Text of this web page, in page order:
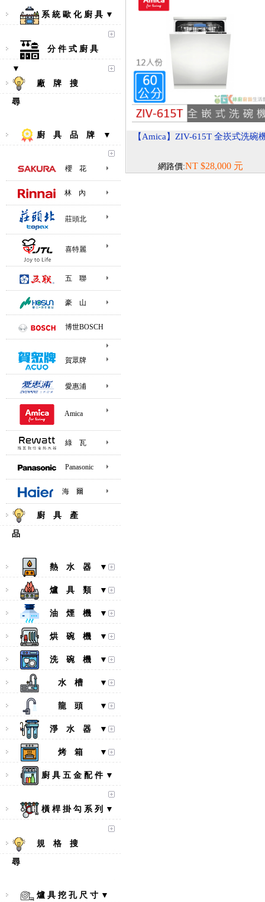
系 統 歐 化 廚 具 ▼
分 件 式 廚 具
▼
廠 牌 搜
尋
廚 具 品 牌 ▼
櫻 花
林 內
莊頭北
喜特麗
五 聯
豪 山
博世BOSCH
賀眾牌
愛惠浦
Amica
綠 瓦
Panasonic
海 爾
廚 具 產
品
熱 水 器 ▼
爐 具 類 ▼
油 煙 機 ▼
烘 碗 機 ▼
洗 碗 機 ▼
水 槽 ▼
龍 頭 ▼
淨 水 器 ▼
烤 箱 ▼
廚 具 五 金 配 件 ▼
橫 桿 掛 勾 系 列 ▼
規 格 搜
尋
爐 具 挖 孔 尺 寸 ▼
【Amica】ZIV-615T 全崁式洗碗
網路價:NT $28,000 元